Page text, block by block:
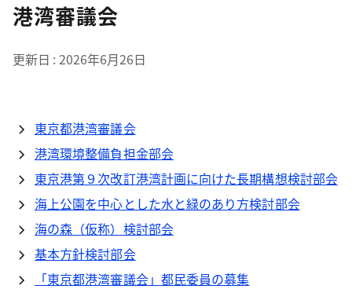
港湾審議会
更新日 2026年6月26日
東京都港湾審議会
港湾環境整備負担金部会
東京港第９次改訂港湾計画に向けた長期構想検討部会
海上公園を中心とした水と緑のあり方検討部会
海の森（仮称）検討部会
基本方針検討部会
「東京都港湾審議会」都民委員の募集